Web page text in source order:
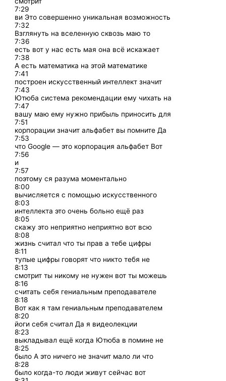
7:29
ви Это совершенно уникальная возможность
7:32
Взглянуть на вселенную сквозь маю то
7:36
есть вот у нас есть мая она всё искажает
7:38
А есть математика на этой математике
7:41
построен искусственный интеллект значит
7:43
Ютюба система рекомендации ему чихать на
7:47
вашу маю ему нужно прибыль приносить для
7:51
корпорации значит альфабет вы помните Да
7:53
что Google — это корпорация альфабет Вот
7:56
и
7:57
поэтому ся разума моментально
8:00
вычисляется с помощью искусственного
8:03
интеллекта это очень больно ещё раз
8:05
скажу это неприятно неприятно вот всю
8:08
жизнь считал что ты прав а тебе цифры
8:11
тупые цифры говорят что никто тебя не
8:13
смотрит ты никому не нужен вот ты можешь
8:16
считать себя гениальным преподавателе
8:18
Вот как я там гениальным преподавателем
8:20
йоги себя считал Да я видеолекции
8:23
выкладывал ещё когда Ютюба в помине не
8:25
было А это ничего не значит мало ли что
8:28
было когда-то люди живут сейчас вот